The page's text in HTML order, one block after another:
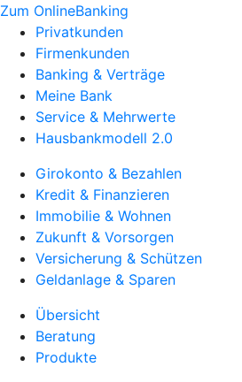
Zum OnlineBanking
Privatkunden
Firmenkunden
Banking & Verträge
Meine Bank
Service & Mehrwerte
Hausbankmodell 2.0
Girokonto & Bezahlen
Kredit & Finanzieren
Immobilie & Wohnen
Zukunft & Vorsorgen
Versicherung & Schützen
Geldanlage & Sparen
Übersicht
Beratung
Produkte